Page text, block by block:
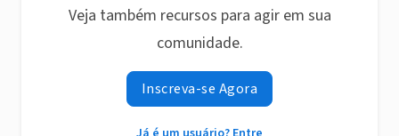
Veja também recursos para agir em sua
comunidade.
Inscreva-se Agora